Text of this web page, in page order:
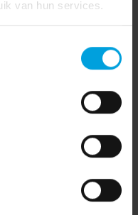
van hun services.